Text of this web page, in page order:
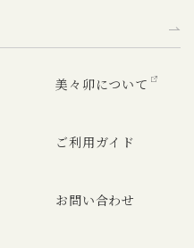
美々卯について
ご利用ガイド
お問い合わせ